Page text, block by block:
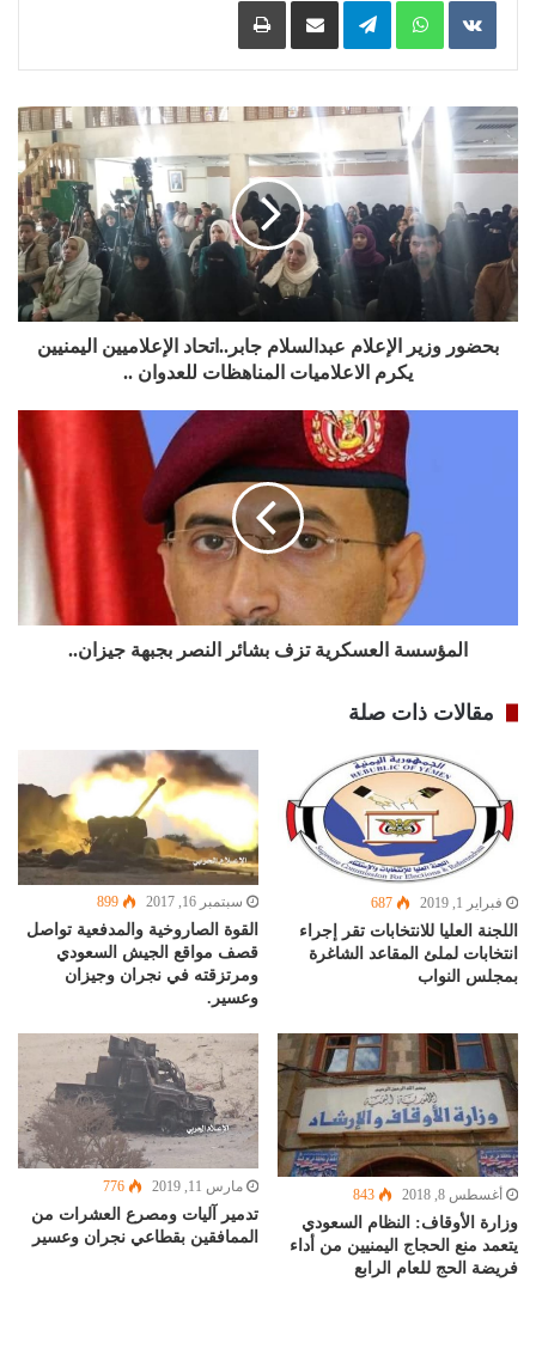
بحضور وزير الإعلام عبدالسلام جابر..اتحاد الإعلاميين اليمنيين
يكرم الاعلاميات المناهظات للعدوان ..
المؤسسة العسكرية تزف بشائر النصر بجبهة جيزان..
مقالات ذات صلة
فبراير 1, 2019 687
اللجنة العليا للانتخابات تقر إجراء
انتخابات لملئ المقاعد الشاغرة
بمجلس النواب
سبتمبر 16, 2017 899
القوة الصاروخية والمدفعية تواصل
قصف مواقع الجيش السعودي
ومرتزقته في نجران وجيزان
وعسير.
أغسطس 8, 2018 843
وزارة الأوقاف: النظام السعودي
يتعمد منع الحجاج اليمنيين من أداء
فريضة الحج للعام الرابع
مارس 11, 2019 776
تدمير آليات ومصرع العشرات من
الممافقين بقطاعي نجران وعسير